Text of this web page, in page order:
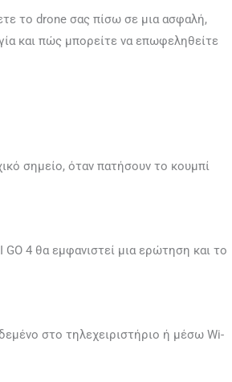
το drone σας πίσω σε μια ασφαλή,
και πώς μπορείτε να επωφεληθείτε
σημείο, όταν πατήσουν το κουμπί
4 θα εμφανιστεί μια ερώτηση και το
στο τηλεχειριστήριο ή μέσω Wi-